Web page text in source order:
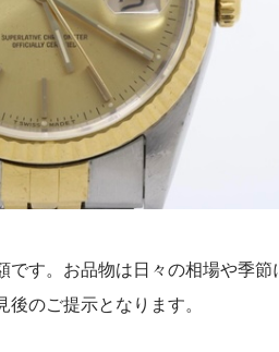
す。お品物は日々の相場や季
のご提示となります。